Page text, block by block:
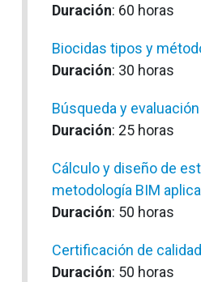
Duración: 60 horas
Biocidas tipos y
Duración: 30 horas
Búsqueda y
Duración: 25 horas
Cálculo y diseño de
metodología BIM
Duración: 50 horas
Certificación de
Duración: 50 horas